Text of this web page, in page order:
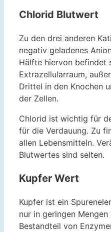
Chlorid Blutwert
Zu den drei anderen
negativ geladenes
Hälfte hiervon befindet
Extrazellularraum,
Drittel in den Knochen
der Zellen.
Chlorid ist wichtig für
für die Verdauung. Zu
allen Lebensmitteln.
Blutwertes sind selten.
Kupfer Wert
Kupfer ist ein
nur in geringen
Bestandteil von